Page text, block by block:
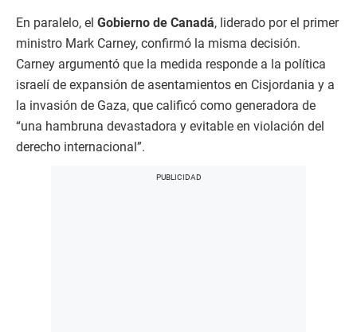
En paralelo, el Gobierno de Canadá, liderado por el primer
ministro Mark Carney, confirmó la misma decisión.
Carney argumentó que la medida responde a la política
israelí de expansión de asentamientos en Cisjordania y a
la invasión de Gaza, que calificó como generadora de
“una hambruna devastadora y evitable en violación del
derecho internacional”.